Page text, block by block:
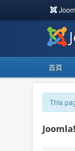
首頁
This